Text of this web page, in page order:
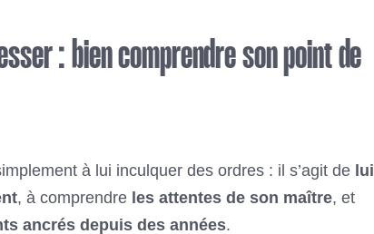
: bien comprendre son point de
à lui inculquer des ordres : il s’agit de lui
, à comprendre les attentes de son maître, et
ancrés depuis des années.